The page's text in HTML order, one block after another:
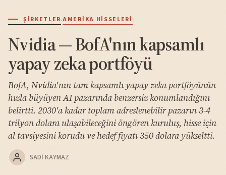
ŞIRKETLER·AMERIKA HISSELERI
Nvidia — BofA'nın kapsamlı
yapay zeka portföyü
BofA, Nvidia'nın tam kapsamlı yapay zeka portföyünün
hızla büyüyen AI pazarında benzersiz konumlandığını
belirtti. 2030'a kadar toplam adreslenebilir pazarın 3-4
trilyon dolara ulaşabileceğini öngören kuruluş, hisse için
al tavsiyesini korudu ve hedef fiyatı 350 dolara yükseltti.
SADI KAYMAZ